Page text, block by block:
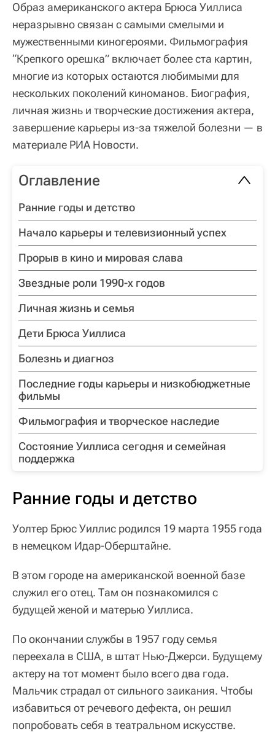
Образ американского актера Брюса Уиллиса
неразрывно связан с самыми смелыми и
мужественными киногероями. Фильмография
“Крепкого орешка” включает более ста картин,
многие из которых остаются любимыми для
нескольких поколений киноманов. Биография,
личная жизнь и творческие достижения актера,
завершение карьеры из-за тяжелой болезни — в
материале РИА Новости.
Оглавление
Ранние годы и детство
Начало карьеры и телевизионный успех
Прорыв в кино и мировая слава
Звездные роли 1990-х годов
Личная жизнь и семья
Дети Брюса Уиллиса
Болезнь и диагноз
Последние годы карьеры и низкобюджетные
фильмы
Фильмография и творческое наследие
Состояние Уиллиса сегодня и семейная
поддержка
Ранние годы и детство
Уолтер Брюс Уиллис родился 19 марта 1955 года
в немецком Идар-Оберштайне.
В этом городе на американской военной базе
служил его отец. Там он познакомился с
будущей женой и матерью Уиллиса.
По окончании службы в 1957 году семья
переехала в США, в штат Нью-Джерси. Будущему
актеру на тот момент было всего два года.
Мальчик страдал от сильного заикания. Чтобы
избавиться от речевого дефекта, он решил
попробовать себя в театральном искусстве.